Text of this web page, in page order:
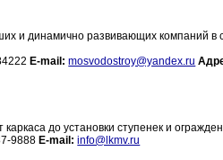
и динамично развивающих компаний в
E-mail: mosvodostroy@yandex.ru
каркаса до установки ступенек и
9888 E-mail: info@lkmv.ru